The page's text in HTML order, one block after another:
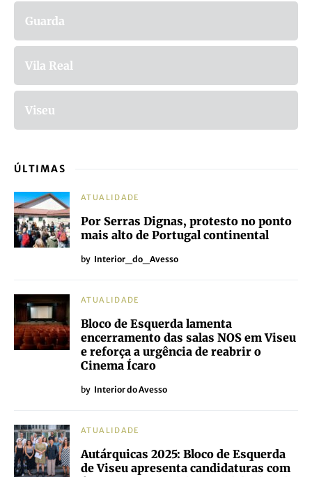
Guarda
Vila Real
Viseu
ÚLTIMAS
ATUALIDADE
Por Serras Dignas, protesto no ponto
mais alto de Portugal continental
by Interior_do_Avesso
ATUALIDADE
Bloco de Esquerda lamenta
encerramento das salas NOS em Viseu
e reforça a urgência de reabrir o
Cinema Ícaro
by Interior do Avesso
ATUALIDADE
Autárquicas 2025: Bloco de Esquerda
de Viseu apresenta candidaturas com